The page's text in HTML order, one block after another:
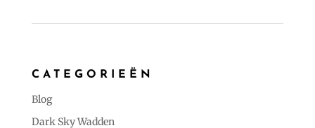
CATEGORIEËN
Blog
Dark Sky Wadden